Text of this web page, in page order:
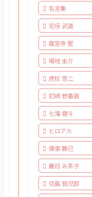
名言集
花垣 武道
龍宮寺 堅
場地 圭介
虎杖 悠二
釘崎 野薔薇
七海 健斗
ヒロアカ
爆豪 勝己
麗日 お茶子
切島 鋭児郎